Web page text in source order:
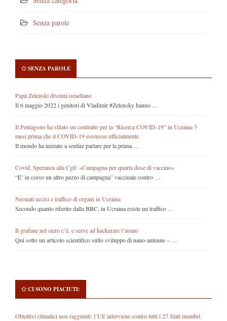
Senza parole
SENZA PAROLE
Papà Zelenski diventa israeliano
Il 6 maggio 2022 i genitori di Vladimir #Zelensky hanno …
Il Pentagono ha stilato un contratto per la “Ricerca COVID-19” in Ucraina 3
mesi prima che il COVID-19 esistesse ufficialmente
Il mondo ha iniziato a sentire parlare per la prima …
Covid, Speranza alla Cgil: «Campagna per quarta dose di vaccino»
“E’ in corso un altro pezzo di campagna” vaccinale contro …
Neonati uccisi e traffico di organi in Ucraina
Secondo quanto riferito dalla BBC, in Ucraina esiste un traffico …
Il grafene nel siero c’è, e serve ad hackerare l’uomo
Qui sotto un articolo scientifico sullo sviluppo di nano-antenne – …
CI SONO PIACIUTI:
Obiettivi climatici non raggiunti: l’UE interviene contro tutti i 27 Stati membri.